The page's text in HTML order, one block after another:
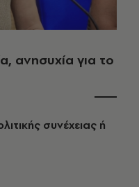
ανησυχία για το
συνέχειας ή